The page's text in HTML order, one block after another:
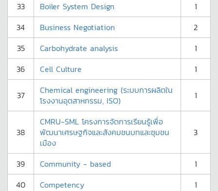
33
Boiler System Design
1
34
Business Negotiation
2
35
Carbohydrate analysis
1
36
Cell Culture 1
37
Chemical engineering (ระบบการผลิตใน
โรงงานอุตสาหกรรม, ISO)
1
38
CMRU-SML โครงการจัดการเรียนรู้เพื่อ
พัฒนาเศรษฐกิจและสังคมชนบทและชุมชน
เมือง
3
39 Community - based
1
40
Competency
1